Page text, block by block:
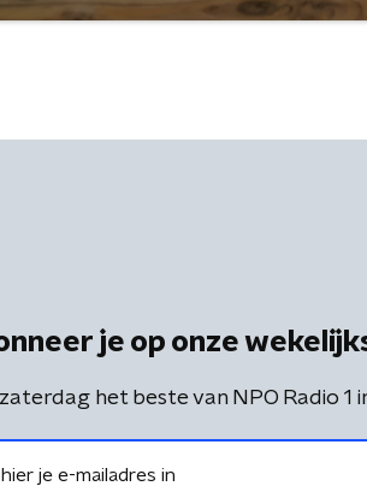
je op onze
het beste van NPO Radio 1